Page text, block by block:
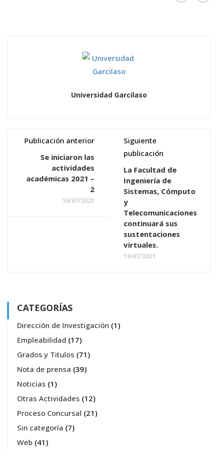
Universidad Garcilaso
Publicación anterior
Se iniciaron las
actividades
académicas 2021 –
2
16/07/2021
Siguiente
publicación
La Facultad de
Ingeniería de
Sistemas, Cómputo
y
Telecomunicaciones
continuará sus
sustentaciones
virtuales.
19/07/2021
CATEGORÍAS
Dirección de Investigación (1)
Empleabilidad (17)
Grados y Titulos (71)
Nota de prensa (39)
Noticias (1)
Otras Actividades (12)
Proceso Concursal (21)
Sin categoría (7)
Web (41)